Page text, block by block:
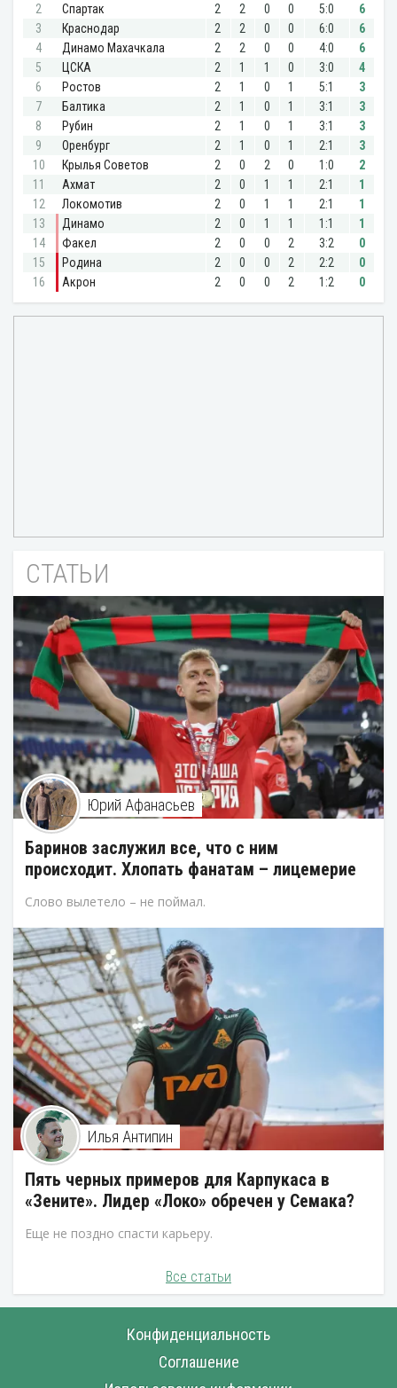
СТАТЬИ
Юрий Афанасьев
Баринов заслужил все, что с ним
происходит. Хлопать фанатам – лицемерие
Слово вылетело – не поймал.
Илья Антипин
Пять черных примеров для Карпукаса в
«Зените». Лидер «Локо» обречен у Семака?
Еще не поздно спасти карьеру.
Все статьи
Конфиденциальность
Соглашение